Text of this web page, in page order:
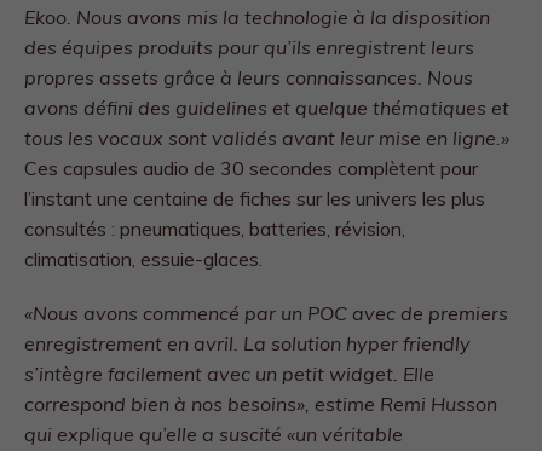
Ekoo. Nous avons mis la technologie à la disposition
des équipes produits pour qu’ils enregistrent leurs
propres assets grâce à leurs connaissances. Nous
avons défini des guidelines et quelque thématiques et
tous les vocaux sont validés avant leur mise en ligne.»
Ces capsules audio de 30 secondes complètent pour
l’instant une centaine de fiches sur les univers les plus
consultés : pneumatiques, batteries, révision,
climatisation, essuie-glaces.
«Nous avons commencé par un POC avec de premiers
enregistrement en avril. La solution hyper friendly
s’intègre facilement avec un petit widget. Elle
correspond bien à nos besoins», estime Remi Husson
qui explique qu’elle a suscité «un véritable